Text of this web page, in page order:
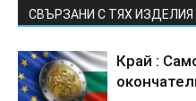
СВЪРЗАНИ С ТЯХ ИЗДЕЛИЯ
Край :